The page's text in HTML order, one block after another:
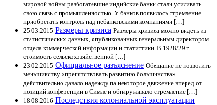
мировой войны разбогатевшие индийские банки стали усиливать
свою связь с промышленностью. У банков появилось стремление
приобретать контроль над небанковскими компаниями […]
25.03.2015 Размеры кризиса Размеры кризиса можно видеть из
статистических данных, опубликованных генеральным директором
отдела коммерческой информации и статистики. В 1928/29 г.
стоимость сельскохозяйственной […]
23.02.2015 Официальное разъяснение Обещание не позволить
меньшинству «препятствовать развитию большинства»
действительно давало надежду па некоторое движение вперед от
позиций конференции в Симле и обнаруживало стремление […]
18.08.2016 Последствия колониальной эксплуатации